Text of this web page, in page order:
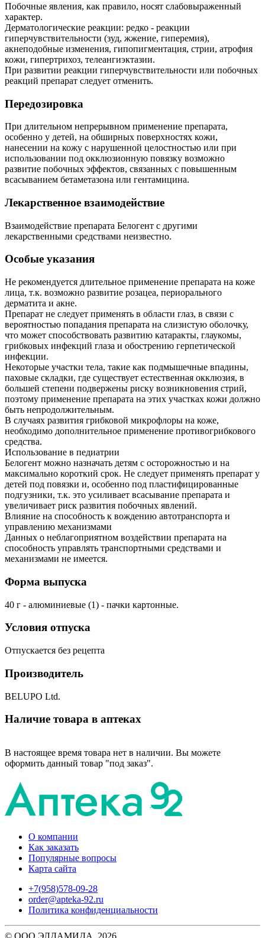
Побочные явления, как правило, носят слабовыраженный
характер.
Дерматологические реакции: редко - реакции
гиперчувствительности (зуд, жжение, гиперемия),
акнеподобные изменения, гипопигментация, стрии, атрофия
кожи, гипертрихоз, телеангиэктазии.
При развитии реакции гиперчувствительности или побочных
реакций препарат следует отменить.
Передозировка
При длительном непрерывном применение препарата,
особенно у детей, на обширных поверхностях кожи,
нанесении на кожу с нарушенной целостностью или при
использовании под окклюзионную повязку возможно
развитие побочных эффектов, связанных с повышенным
всасыванием бетаметазона или гентамицина.
Лекарственное взаимодействие
Взаимодействие препарата Белогент с другими
лекарственными средствами неизвестно.
Особые указания
Не рекомендуется длительное применение препарата на коже
лица, т.к. возможно развитие розацеа, периорального
дерматита и акне.
Препарат не следует применять в области глаз, в связи с
вероятностью попадания препарата на слизистую оболочку,
что может способствовать развитию катаракты, глаукомы,
грибковых инфекций глаза и обострению герпетической
инфекции.
Некоторые участки тела, такие как подмышечные впадины,
паховые складки, где существует естественная окклюзия, в
большей степени подвержены риску возникновения стрий,
поэтому применение препарата на этих участках кожи должно
быть непродолжительным.
В случаях развития грибковой микрофлоры на коже,
необходимо дополнительное применение противогрибкового
средства.
Использование в педиатрии
Белогент можно назначать детям с осторожностью и на
максимально короткий срок. Не следует применять препарат у
детей под повязки и, особенно под пластифицированные
подгузники, т.к. это усиливает всасывание препарата и
увеличивает риск развития побочных явлений.
Влияние на способность к вождению автотранспорта и
управлению механизмами
Данных о неблагоприятном воздействии препарата на
способность управлять транспортными средствами и
механизмами не имеется.
Форма выпуска
40 г - алюминиевые (1) - пачки картонные.
Условия отпуска
Отпускается без рецепта
Производитель
BELUPO Ltd.
Наличие товара в аптеках
В настоящее время товара нет в наличии. Вы можете
оформить данный товар "под заказ".
О компании
Как заказать
Популярные вопросы
Карта сайта
+7(958)578-09-28
order@apteka-92.ru
Политика конфиденциальности
© ООО ЭЛДАМИДА, 2026